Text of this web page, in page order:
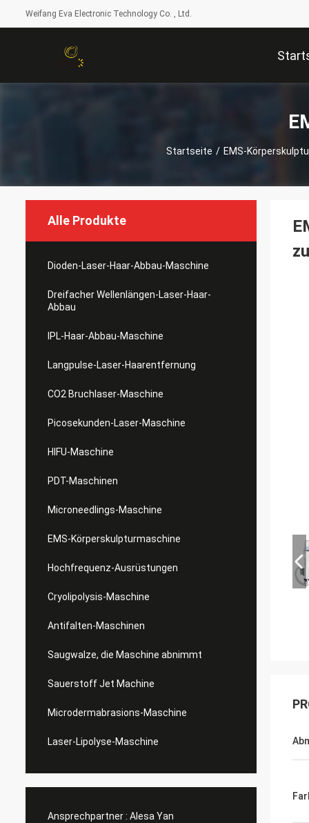
Weifang Eva Electronic Technology Co. , Ltd.
Startseite / EMS-
Alle Produkte
Dioden-Laser-Haar-Abbau-Maschine
Dreifacher Wellenlängen-Laser-Haar-
Abbau
IPL-Haar-Abbau-Maschine
Langpulse-Laser-Haarentfernung
CO2 Bruchlaser-Maschine
Picosekunden-Laser-Maschine
HIFU-Maschine
PDT-Maschinen
Microneedlings-Maschine
EMS-Körperskulpturmaschine
Hochfrequenz-Ausrüstungen
Cryolipolysis-Maschine
Antifalten-Maschinen
Saugwalze, die Maschine abnimmt
Sauerstoff Jet Machine
Microdermabrasions-Maschine
Laser-Lipolyse-Maschine
Ansprechpartner : Alesa Yan